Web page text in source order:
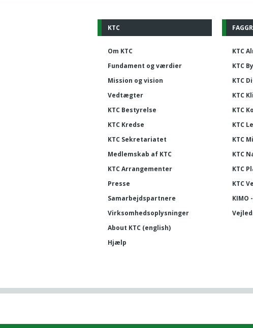
KTC
Om KTC
Fundament og værdier
Mission og vision
Vedtægter
KTC Bestyrelse
KTC Kredse
KTC Sekretariatet
Medlemskab af KTC
KTC Arrangementer
Presse
Samarbejdspartnere
Virksomhedsoplysninger
About KTC (english)
Hjælp
KTC
KTC
KTC
KTC
KTC
KTC
KTC
KTC
KTC
KTC